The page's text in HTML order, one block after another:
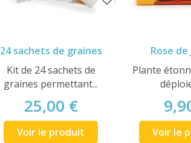
24 sachets de graines
Kit de 24 sachets de
graines permettant...
25,00 €
Voir le produit
Rose de
Plante
Voir le